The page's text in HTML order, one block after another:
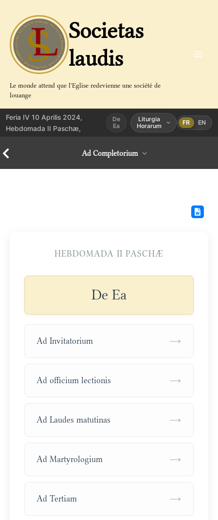
contenu
Societas
laudis
Le monde attend que l'Eglise redevienne une société de
louange
Feria IV 10 Aprilis 2024,
Hebdomada II Paschæ,
De
Ea
Liturgia
Horarum
FR EN
Ad Completorium
HEBDOMADA II PASCHÆ
De Ea
Ad Invitatorium →
Ad officium lectionis →
Ad Laudes matutinas →
Ad Martyrologium →
Ad Tertiam →